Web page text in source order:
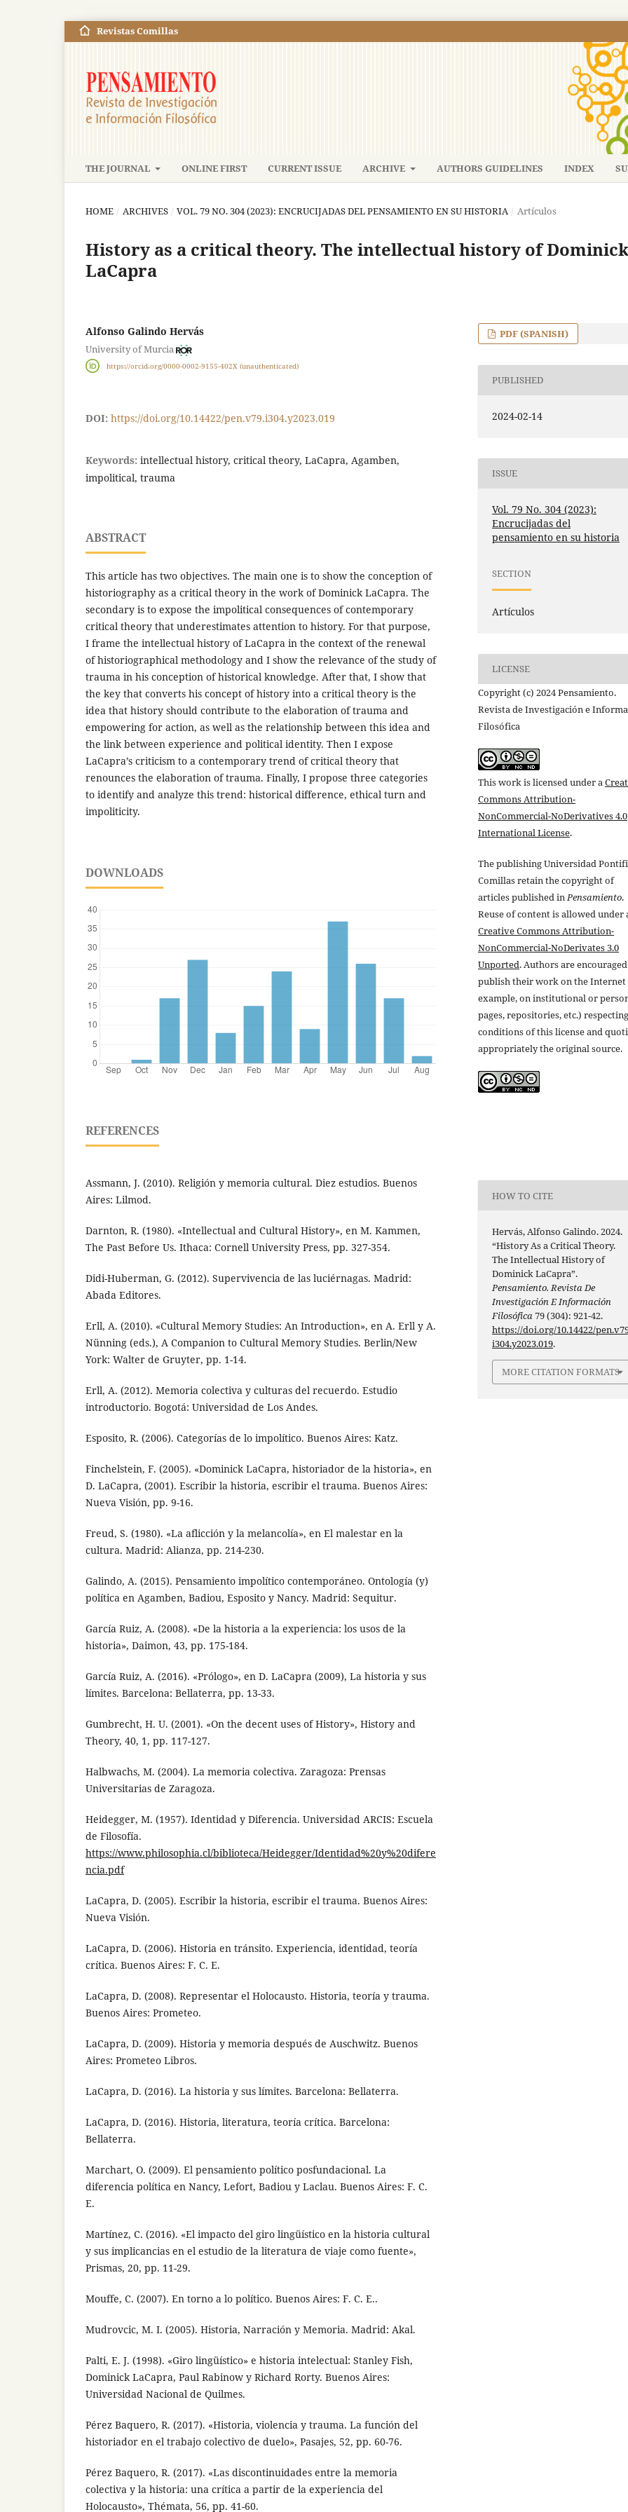
THE JOURNAL ONLINE FIRST CURRENT ISSUE ARCHIVE AUTHORS GUIDELINES INDEX
Revistas Comillas
HOME / ARCHIVES / VOL. 79 NO. 304 (2023): ENCRUCIJADAS DEL PENSAMIENTO EN SU HISTORIA / Artículos
History as a critical theory. The intellectual history of Dominick
LaCapra
Alfonso Galindo Hervás
University of Murcia
https://orcid.org/0000-0002-9155-402X (unauthenticated)
DOI: https://doi.org/10.14422/pen.v79.i304.y2023.019
Keywords: intellectual history, critical theory, LaCapra, Agamben,
impolitical, trauma
ABSTRACT
This article has two objectives. The main one is to show the conception of
historiography as a critical theory in the work of Dominick LaCapra. The
secondary is to expose the impolitical consequences of contemporary
critical theory that underestimates attention to history. For that purpose,
I frame the intellectual history of LaCapra in the context of the renewal
of historiographical methodology and I show the relevance of the study of
trauma in his conception of historical knowledge. After that, I show that
the key that converts his concept of history into a critical theory is the
idea that history should contribute to the elaboration of trauma and
empowering for action, as well as the relationship between this idea and
the link between experience and political identity. Then I expose
LaCapra’s criticism to a contemporary trend of critical theory that
renounces the elaboration of trauma. Finally, I propose three categories
to identify and analyze this trend: historical difference, ethical turn and
impoliticity.
DOWNLOADS
REFERENCES
Assmann, J. (2010). Religión y memoria cultural. Diez estudios. Buenos
Aires: Lilmod.
Darnton, R. (1980). «Intellectual and Cultural History», en M. Kammen,
The Past Before Us. Ithaca: Cornell University Press, pp. 327-354.
Didi-Huberman, G. (2012). Supervivencia de las luciérnagas. Madrid:
Abada Editores.
Erll, A. (2010). «Cultural Memory Studies: An Introduction», en A. Erll y A.
Nünning (eds.), A Companion to Cultural Memory Studies. Berlin/New
York: Walter de Gruyter, pp. 1-14.
Erll, A. (2012). Memoria colectiva y culturas del recuerdo. Estudio
introductorio. Bogotá: Universidad de Los Andes.
Esposito, R. (2006). Categorías de lo impolítico. Buenos Aires: Katz.
Finchelstein, F. (2005). «Dominick LaCapra, historiador de la historia», en
D. LaCapra, (2001). Escribir la historia, escribir el trauma. Buenos Aires:
Nueva Visión, pp. 9-16.
Freud, S. (1980). «La aflicción y la melancolía», en El malestar en la
cultura. Madrid: Alianza, pp. 214-230.
Galindo, A. (2015). Pensamiento impolítico contemporáneo. Ontología (y)
política en Agamben, Badiou, Esposito y Nancy. Madrid: Sequitur.
García Ruiz, A. (2008). «De la historia a la experiencia: los usos de la
historia», Daimon, 43, pp. 175-184.
García Ruiz, A. (2016). «Prólogo», en D. LaCapra (2009), La historia y sus
límites. Barcelona: Bellaterra, pp. 13-33.
Gumbrecht, H. U. (2001). «On the decent uses of History», History and
Theory, 40, 1, pp. 117-127.
Halbwachs, M. (2004). La memoria colectiva. Zaragoza: Prensas
Universitarias de Zaragoza.
Heidegger, M. (1957). Identidad y Diferencia. Universidad ARCIS: Escuela
de Filosofía.
https://www.philosophia.cl/biblioteca/Heidegger/Identidad%20y%20difere
ncia.pdf
LaCapra, D. (2005). Escribir la historia, escribir el trauma. Buenos Aires:
Nueva Visión.
LaCapra, D. (2006). Historia en tránsito. Experiencia, identidad, teoría
crítica. Buenos Aires: F. C. E.
LaCapra, D. (2008). Representar el Holocausto. Historia, teoría y trauma.
Buenos Aires: Prometeo.
LaCapra, D. (2009). Historia y memoria después de Auschwitz. Buenos
Aires: Prometeo Libros.
LaCapra, D. (2016). La historia y sus límites. Barcelona: Bellaterra.
LaCapra, D. (2016). Historia, literatura, teoría crítica. Barcelona:
Bellaterra.
Marchart, O. (2009). El pensamiento político posfundacional. La
diferencia política en Nancy, Lefort, Badiou y Laclau. Buenos Aires: F. C.
E.
Martínez, C. (2016). «El impacto del giro lingüístico en la historia cultural
y sus implicancias en el estudio de la literatura de viaje como fuente»,
Prismas, 20, pp. 11-29.
Mouffe, C. (2007). En torno a lo político. Buenos Aires: F. C. E..
Mudrovcic, M. I. (2005). Historia, Narración y Memoria. Madrid: Akal.
Palti, E. J. (1998). «Giro lingüístico» e historia intelectual: Stanley Fish,
Dominick LaCapra, Paul Rabinow y Richard Rorty. Buenos Aires:
Universidad Nacional de Quilmes.
Pérez Baquero, R. (2017). «Historia, violencia y trauma. La función del
historiador en el trabajo colectivo de duelo», Pasajes, 52, pp. 60-76.
Pérez Baquero, R. (2017). «Las discontinuidades entre la memoria
colectiva y la historia: una crítica a partir de la experiencia del
Holocausto», Thémata, 56, pp. 41-60.
PDF (SPANISH)
PUBLISHED
2024-02-14
ISSUE
Vol. 79 No. 304 (2023):
Encrucijadas del
pensamiento en su historia
SECTION
Artículos
LICENSE
Copyright (c) 2024 Pensamiento.
Revista de Investigación e
Filosófica
This work is licensed under a
Commons Attribution-
NonCommercial-NoDerivatives 4.0
International License.
The publishing Universidad
Comillas retain the copyright of
articles published inPensamiento.
Reuse of content is allowed under
Creative Commons Attribution-
NonCommercial-NoDerivates 3.0
Unported. Authors are
publish their work on the
example, on institutional or
pages, repositories, etc.)
conditions of this license and
appropriately the original source.
HOW TO CITE
Hervás, Alfonso Galindo. 2024.
“History As a Critical Theory.
The Intellectual History of
Dominick LaCapra”.
Pensamiento. Revista De
Investigación E Información
Filosófica79 (304): 921-42.
https://doi.org/10.14422/
i304.y2023.019.
MORE CITATION FORMATS